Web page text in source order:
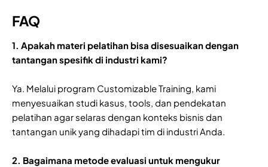
FAQ
1. Apakah materi pelatihan bisa disesuaikan dengan
tantangan spesifik di industri kami?
Ya. Melalui program Customizable Training, kami
menyesuaikan studi kasus, tools, dan pendekatan
pelatihan agar selaras dengan konteks bisnis dan
tantangan unik yang dihadapi tim di industri Anda.
2. Bagaimana metode evaluasi untuk mengukur